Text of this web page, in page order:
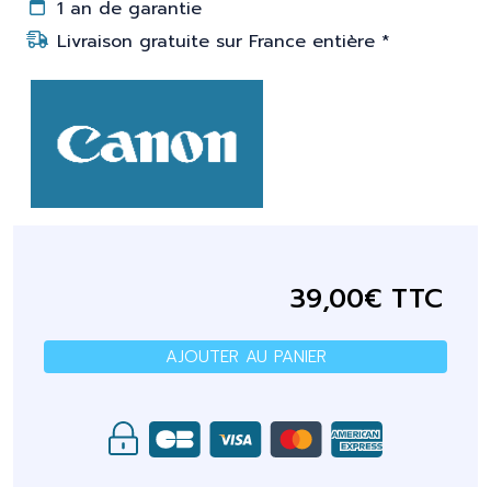
1 an de garantie
Livraison gratuite sur France entière *
39,00€ TTC
AJOUTER AU PANIER